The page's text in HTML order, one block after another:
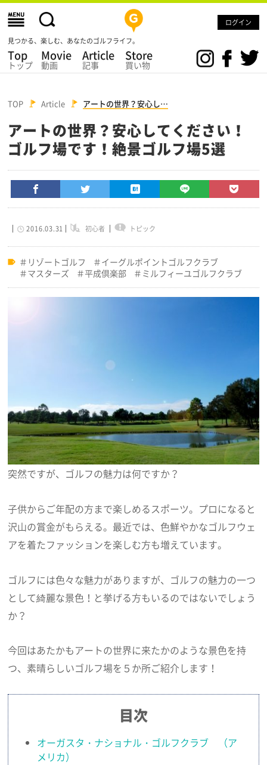
ログイン
見つかる、楽しむ、あなたのゴルフライフ。
Top
トップ
Movie
動画
Article
記事
Store
買い物
TOP Article アートの世界？安心し…
アートの世界？安心してください！
ゴルフ場です！絶景ゴルフ場5選
2016.03.31 初心者 トピック
リゾートゴルフ
イーグルポイントゴルフクラブ
マスターズ
平成倶楽部 ミルフィーユゴルフクラブ
突然ですが、ゴルフの魅力は何ですか？
子供からご年配の方まで楽しめるスポーツ。プロになると
沢山の賞金がもらえる。最近では、色鮮やかなゴルフウェ
アを着たファッションを楽しむ方も増えています。
ゴルフには色々な魅力がありますが、ゴルフの魅力の一つ
として綺麗な景色！と挙げる方もいるのではないでしょう
か？
今回はあたかもアートの世界に来たかのような景色を持
つ、素晴らしいゴルフ場を５か所ご紹介します！
目次
オーガスタ・ナショナル・ゴルフクラブ （ア
メリカ）